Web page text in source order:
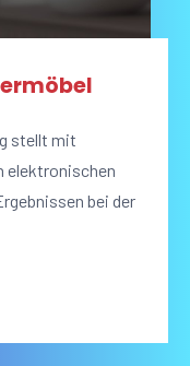
stellt mit
elektronischen
bei der